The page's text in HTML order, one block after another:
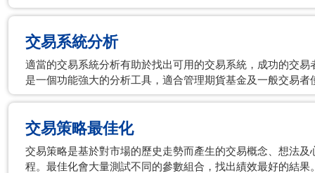
交易系統分析
適當的交易系統分析有助於找出可用的交易系統，成功的交
是一個功能強大的分析工具，適合管理期貨基金及一般交易者
交易策略最佳化
交易策略是基於對市場的歷史走勢而產生的交易概念、想法
程。最佳化會大量測試不同的參數組合，找出績效最好的結果